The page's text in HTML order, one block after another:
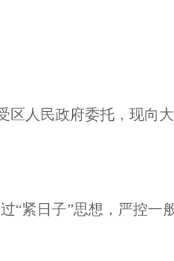
区人民政府委托，现向
“紧日子”思想，严控一